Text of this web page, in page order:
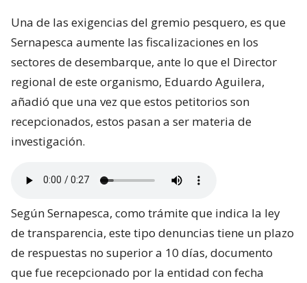
Una de las exigencias del gremio pesquero, es que
Sernapesca aumente las fiscalizaciones en los
sectores de desembarque, ante lo que el Director
regional de este organismo, Eduardo Aguilera,
añadió que una vez que estos petitorios son
recepcionados, estos pasan a ser materia de
investigación.
Según Sernapesca, como trámite que indica la ley
de transparencia, este tipo denuncias tiene un plazo
de respuestas no superior a 10 días, documento
que fue recepcionado por la entidad con fecha